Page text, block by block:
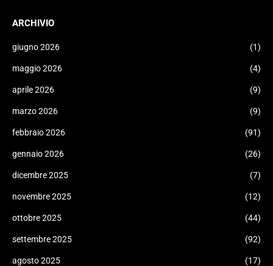
ARCHIVIO
giugno 2026 (1)
maggio 2026 (4)
aprile 2026 (9)
marzo 2026 (9)
febbraio 2026 (91)
gennaio 2026 (26)
dicembre 2025 (7)
novembre 2025 (12)
ottobre 2025 (44)
settembre 2025 (92)
agosto 2025 (17)